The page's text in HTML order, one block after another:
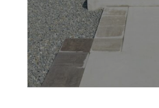
お問い合わせ
モデルハウ